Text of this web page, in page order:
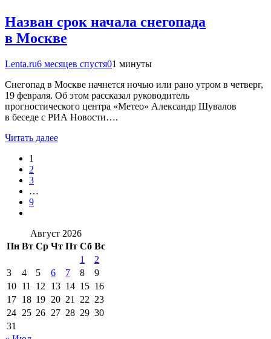
Назван срок начала снегопада
в Москве
Lenta.ru6 месяцев спустя01 минуты
Снегопад в Москве начнется ночью или рано утром в четверг,
19 февраля. Об этом рассказал руководитель
прогностического центра «Метео» Александр Шувалов
в беседе с РИА Новости….
Читать далее
1
2
3
…
9
Август 2026
Пн Вт Ср Чт Пт Сб Вс
1
2
3
4 5 6 7 8
9
10 11 12 13 14 15 16
17 18 19 20 21 22 23
24 25 26 27 28 29 30
31